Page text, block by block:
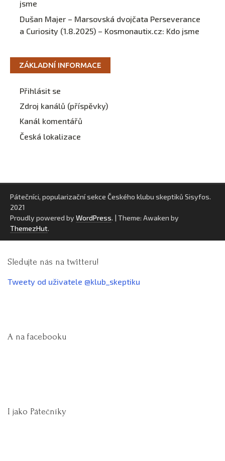
jsme
Dušan Majer – Marsovská dvojčata Perseverance
a Curiosity (1.8.2025) – Kosmonautix.cz: Kdo jsme
ZÁKLADNÍ INFORMACE
Přihlásit se
Zdroj kanálů (příspěvky)
Kanál komentářů
Česká lokalizace
Pátečníci, popularizační sekce Českého klubu skeptiků Sisyfos.
2021
Proudly powered by WordPress. | Theme: Awaken by
ThemezHut.
Sledujte nás na twitteru!
Tweety od uživatele @klub_skeptiku
A na facebooku
I jako Pátečníky